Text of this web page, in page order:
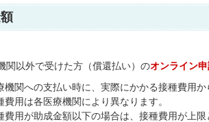
関以外で受けた方（償還払い）のオンライン
機関への支払い時に、実際にかかる接種費用
費用は各医療機関により異なります。
費用が助成金額以下の場合は、接種費用が上限